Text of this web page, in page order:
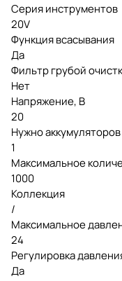
Серия инструментов
20V
Функция всасывания
Да
Фильтр грубой
Нет
Напряжение, В
20
Нужно
1
Максимальное
1000
Коллекция
/
Максимальное
24
Регулировка
Да